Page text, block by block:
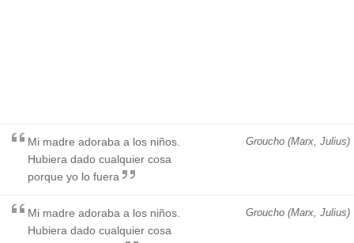
Groucho (Marx, Julius)
Mi madre adoraba a los niños.
Hubiera dado cualquier cosa
porque yo lo fuera
Groucho (Marx, Julius)
Mi madre adoraba a los niños.
Hubiera dado cualquier cosa